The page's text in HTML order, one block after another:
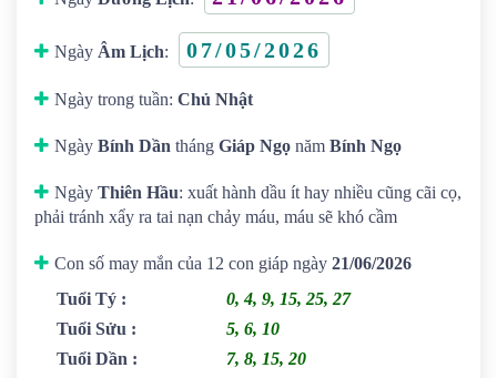
Ngày Âm Lịch: 07/05/2026
Ngày trong tuần: Chủ Nhật
Ngày Bính Dần tháng Giáp Ngọ năm Bính Ngọ
Ngày Thiên Hầu: xuất hành dầu ít hay nhiều cũng cãi cọ,
phải tránh xẩy ra tai nạn chảy máu, máu sẽ khó cầm
Con số may mắn của 12 con giáp ngày 21/06/2026
Tuổi Tý :
0, 4, 9, 15, 25, 27
Tuổi Sửu :
5, 6, 10
Tuổi Dần :
7, 8, 15, 20